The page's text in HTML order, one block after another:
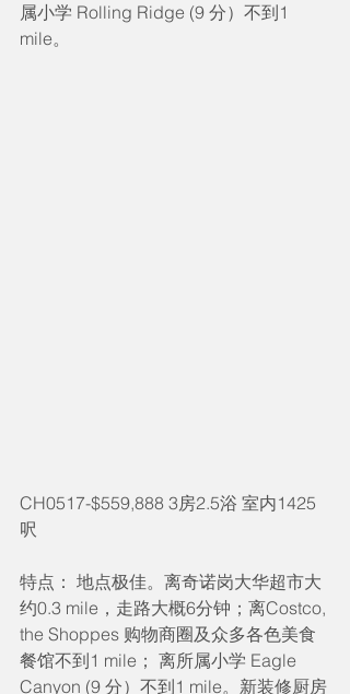
属小学 Rolling Ridge (9 分）不到1
mile。
CH0517-$559,888 3房2.5浴 室内1425
呎
特点： 地点极佳。离奇诺岗大华超市大
约0.3 mile，走路大概6分钟；离Costco,
the Shoppes 购物商圈及众多各色美食
餐馆不到1 mile； 离所属小学 Eagle
Canyon (9 分）不到1 mile。新装修厨房